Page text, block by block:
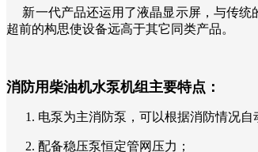
新一代产品还运用了液晶显示屏，与传统
超前的构思使设备远高于其它同类产品。
消防用柴油机水泵机组主要特点：
1. 电泵为主消防泵，可以根据消防情况自
2. 配备稳压泵恒定管网压力；